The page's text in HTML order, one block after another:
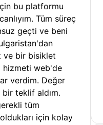
bu platformu
Tüm süreç
geçti ve beni
ve bir bisiklet
hizmeti web'de
verdim. Değer
bir teklif aldım.
tüm
için kolay